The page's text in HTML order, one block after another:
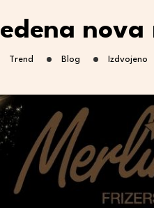
Trend Blog Izdvojeno